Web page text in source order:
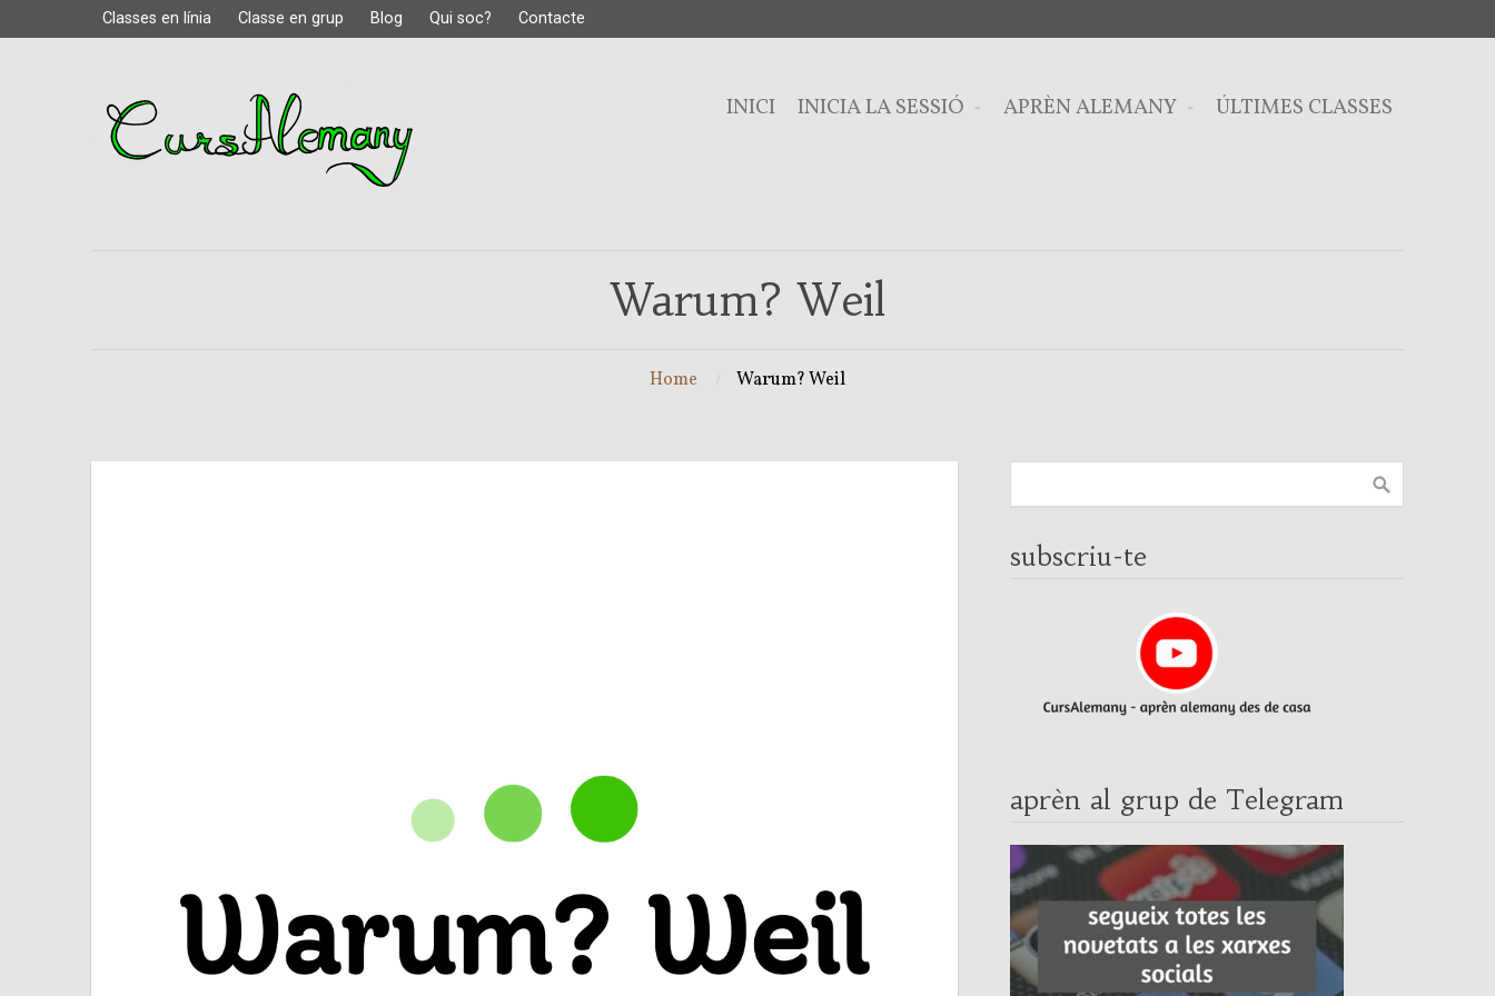
Classes en línia Classe en grup Blog Qui soc? Contacte
INICI INICIA LA SESSIÓ APRÈN ALEMANY ÚLTIMES CLASSES
Warum? Weil
Home Warum? Weil
subscriu-te
aprèn al grup de Telegram